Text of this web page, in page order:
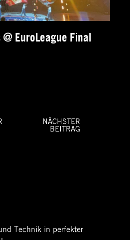
EuroLeague Final
NÄCHSTER
BEITRAG
Technik in perfekter